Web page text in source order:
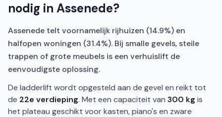
nodig in Assenede?
Assenede telt voornamelijk rijhuizen (14.9%) en
halfopen woningen (31.4%). Bij smalle gevels, steile
trappen of grote meubels is een verhuislift de
eenvoudigste oplossing.
De ladderlift wordt opgesteld aan de gevel en reikt tot
de 22e verdieping. Met een capaciteit van 300 kg is
het plateau geschikt voor kasten, piano's en zware